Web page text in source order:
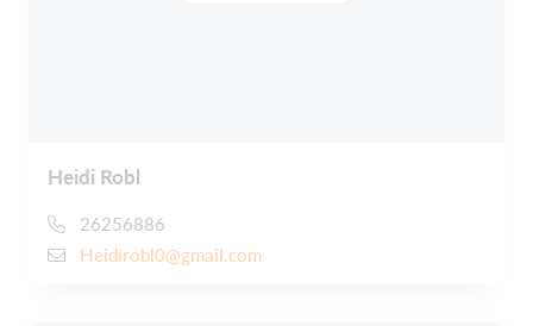
Heidi Robl
26256886
Heidirobl0@gmail.com